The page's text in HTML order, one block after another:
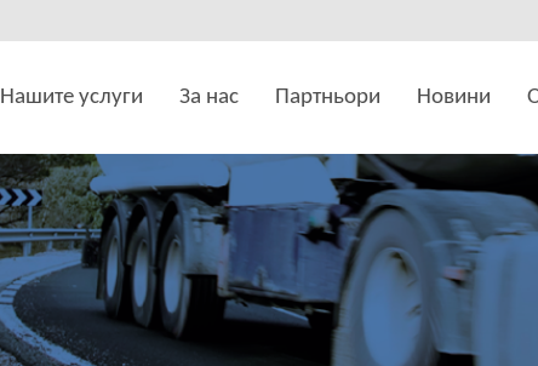
Нашите услуги За нас Партньори Новини